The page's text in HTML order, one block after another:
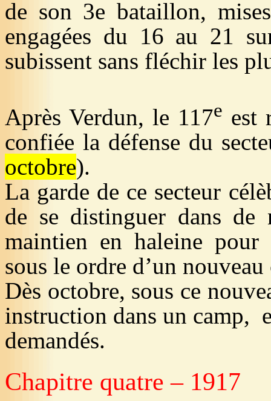
de son 3e bataillon,
engagées du 16 au 21
subissent sans fléchir les
Après Verdun, le 117e est
confiée la défense du
octobre).
La garde de ce secteur
de se distinguer dans
maintien en haleine pour
sous le ordre d’un
Dès octobre, sous ce
instruction dans un camp,
demandés.
Chapitre quatre – 1917